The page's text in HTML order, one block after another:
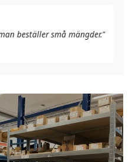
beställer små mängder."